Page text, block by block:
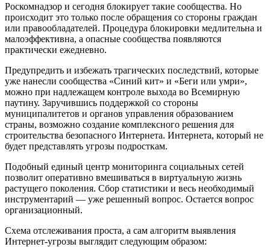
Роскомнадзор и сегодня блокирует такие сообщества. Но
происходит это только после обращения со стороны граждан
или правообладателей. Процедура блокировки медлительна и
малоэффективна, а опасные сообщества появляются
практически ежедневно.
Предупредить и избежать трагических последствий, которые
уже нанесли сообщества «Синий кит» и «Беги или умри»,
можно при надлежащем контроле выхода во Всемирную
паутину. Заручившись поддержкой со стороны
муниципалитетов и органов управления образованием
страны, возможно создание комплексного решения для
строительства безопасного Интернета. Интернета, который не
будет представлять угрозы подросткам.
Подобный единый центр мониторинга социальных сетей
позволит оперативно вмешиваться в виртуальную жизнь
растущего поколения. Сбор статистики и весь необходимый
инструментарий — уже решенный вопрос. Остается вопрос
организационный.
Схема отслеживания проста, а сам алгоритм выявления
Интернет-угрозы выглядит следующим образом: